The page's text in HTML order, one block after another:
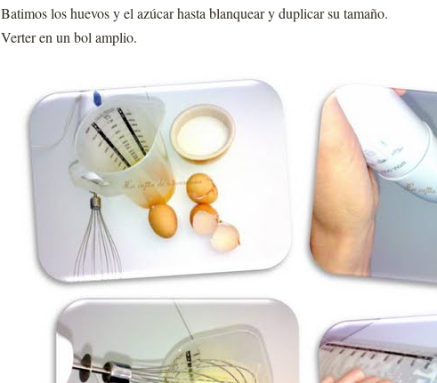
Batimos los huevos y el azúcar hasta blanquear y duplicar su tamaño.
Verter en un bol amplio.